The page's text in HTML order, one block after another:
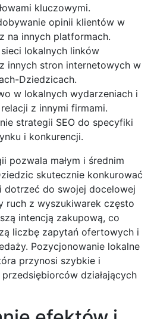
kluczowymi.
opinii klientów w
na innych platformach.
lokalnych linków
innych stron internetowych w
Dziedzicach.
w lokalnych wydarzeniach i
z innymi firmami.
strategii SEO do specyfiki
i konkurencji.
pozwala małym i średnim
skutecznie konkurować
dotrzeć do swojej docelowej
ruch z wyszukiwarek często
intencją zakupową, co
liczbę zapytań ofertowych i
Pozycjonowanie lokalne
przynosi szybkie i
działających